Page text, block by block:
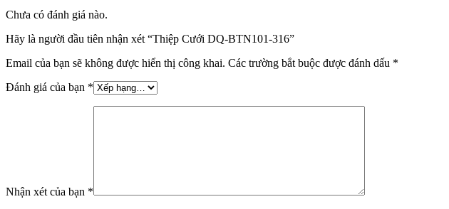
Chưa có đánh giá nào.
Hãy là người đầu tiên nhận xét “Thiệp Cưới DQ-BTN101-316”
Email của bạn sẽ không được hiển thị công khai. Các trường bắt buộc được đánh dấu *
Đánh giá của bạn *
Nhận xét của bạn *